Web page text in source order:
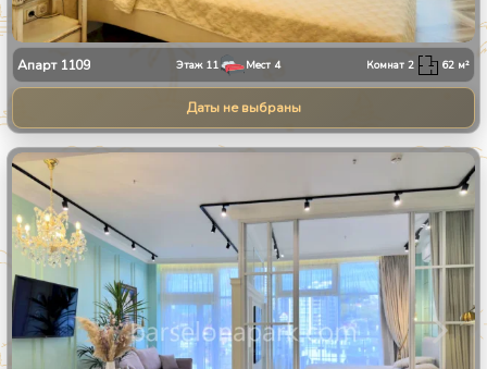
Апарт 1109 Этаж 11 Мест 4 Комнат2 62 м²
Даты не выбраны